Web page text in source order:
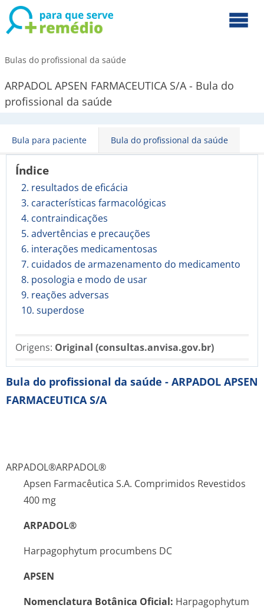
Bulas do profissional da saúde
ARPADOL APSEN FARMACEUTICA S/A - Bula do
profissional da saúde
Bula para paciente Bula do profissional da saúde
Índice
2. resultados de eficácia
3. características farmacológicas
4. contraindicações
5. advertências e precauções
6. interações medicamentosas
7. cuidados de armazenamento do medicamento
8. posologia e modo de usar
9. reações adversas
10. superdose
Origens: Original (consultas.anvisa.gov.br)
Bula do profissional da saúde - ARPADOL APSEN
FARMACEUTICA S/A
ARPADOL®ARPADOL®
Apsen Farmacêutica S.A. Comprimidos Revestidos
400 mg
ARPADOL®
Harpagophytum procumbens DC
APSEN
Nomenclatura Botânica Oficial: Harpagophytum